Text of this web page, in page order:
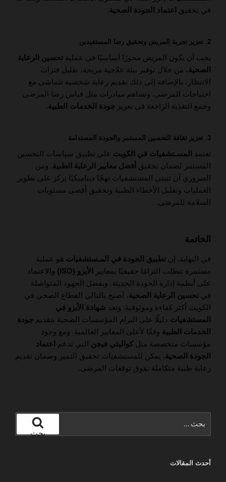
في تحقيق
اعتماد الجودة الصحية.
2. تعزيز تجربة المريض وتحقيق رضا المستفيدين
يجب أن يكون المريض محورًا أساسيًا في عملية تحسين الرعاية
الصحية، من خلال توفير بيئة علاجية مريحة، تقليل فترات
الانتظار، بالإضافة إلى ذلك تقديم رعاية شخصية تتماشى مع
احتياجات المرضى. وتساهم مبادرات مثل قياس رضا المرضى
وجمع التغذية الراجعة في تعزيز جودة الخدمات الطبية.
3. تعزيز ثقافة التحسين المستمر والجودة المستدامة
تعتمد المسـتشفيات في الكويت على تطبيق سياسات التحسين
المستمر لضمان تحقيق
أفضل معايير الرعاية الطبية. ومن
الضروري أن تتبنى المستشفيات نهجًا ديناميكيًا يركز على تطوير
العمليات وتقليل الأخطاء الطبية وتحقيق أقصى مستويات
السلامة للمرضى.
الخاتمة
في النهاية. إن تطبيق الجودة في المـستشفيات هو عملية
مستمرة تتطلب التزامًا حقيقيًا بمعايير
الأيزو (ISO)
والاعتماد
على أنظمة إدارة الجودة الحديثة. وبفضل الجهود المتواصلة
في تحسين الرعاية الصحية، أصبح بالتالي القطاع الصحي في
الكويت أكثر كفاءة وموثوقية. وتعد شهادة الأيزو في
المستشفيات دليلًا على التزام المؤسسات الصحية بتقديم جودة
الخدمات الطبية وفقًا لأعلى المعايير العالمية. ومع وجود
مؤسسات متخصصة مثلكواليتي فيجن التي تدعم
اعتماد
الجودة الصحية. يمكن للمستشفيات تحقيق التميز وضمان تقديم
رعاية طبية متكاملة تفوق توقعات المرضى.
عن:
بحث
أحدث المقالات